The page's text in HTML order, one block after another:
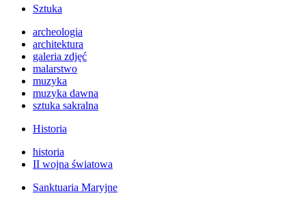
Sztuka
archeologia
architektura
galeria zdjęć
malarstwo
muzyka
muzyka dawna
sztuka sakralna
Historia
historia
II wojna światowa
Sanktuaria Maryjne